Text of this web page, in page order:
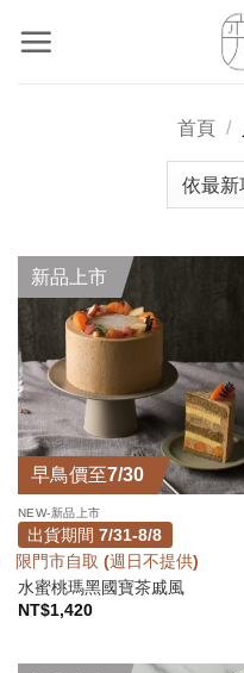
首頁 /
新品上市
早鳥價至7/30
NEW-新品上市
出貨期間 7/31-8/8
限門市自取 (週日不提供)
水蜜桃瑪黑國寶茶戚風
NT$1,420